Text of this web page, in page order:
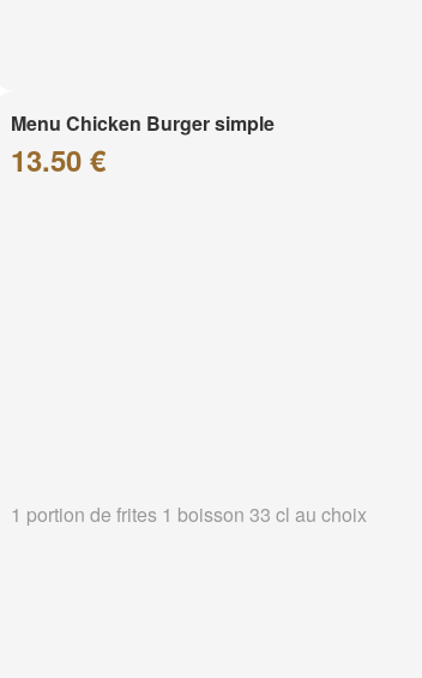
Menu Chicken Burger simple
13.50 €
1 portion de frites 1 boisson 33 cl au choix